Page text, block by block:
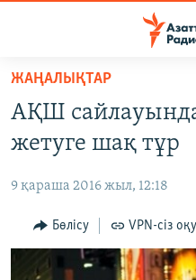
Skip
main
content
to
Navigation
Skip
САЯСАТ
AZATTYQTV
ҚАҢТАР ОҚИҒАСЫ
АДАМ ҚҰҚЫҚТАРЫ
ӘЛЕУМЕТ
ЖАҢАЛЫҚТАР
АҚШ
жетуге шақ тұр
9 қараша 2016 жыл, 12:18
Бөлісу VPN-сіз оқу